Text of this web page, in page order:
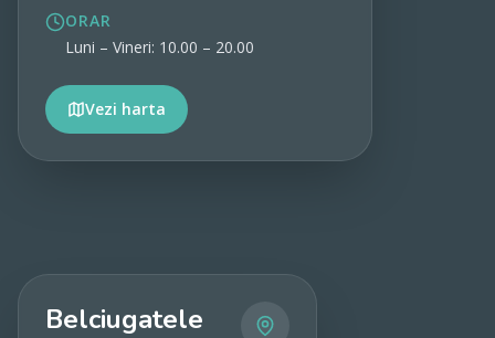
ORAR
Luni – Vineri: 10.00 – 20.00
Vezi harta
Vezi detalii
Belciugatele